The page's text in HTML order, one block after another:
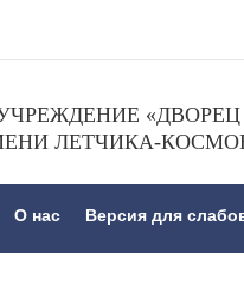
«ДВОРЕЦ
ЛЕТЧИКА-
О нас Версия для